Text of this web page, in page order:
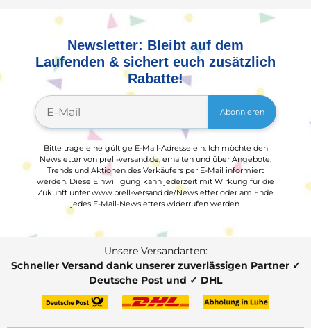
Newsletter: Bleibt auf dem
Laufenden & sichert euch zusätzlich
Rabatte!
Abonnieren
Bitte trage eine gültige E-Mail-Adresse ein. Ich möchte den
Newsletter von prell-versand.de, erhalten und über Angebote,
Trends und Aktionen des Verkäufers per E-Mail informiert
werden. Diese Einwilligung kann jederzeit mit Wirkung für die
Zukunft unter www.prell-versand.de/Newsletter oder am Ende
jedes E-Mail-Newsletters widerrufen werden.
Unsere Versandarten:
Schneller Versand dank unserer zuverlässigen Partner ✓
Deutsche Post und ✓ DHL